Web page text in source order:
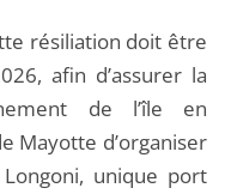
résiliation doit être
afin d’assurer la
de l’île en
Mayotte d’organiser
unique port